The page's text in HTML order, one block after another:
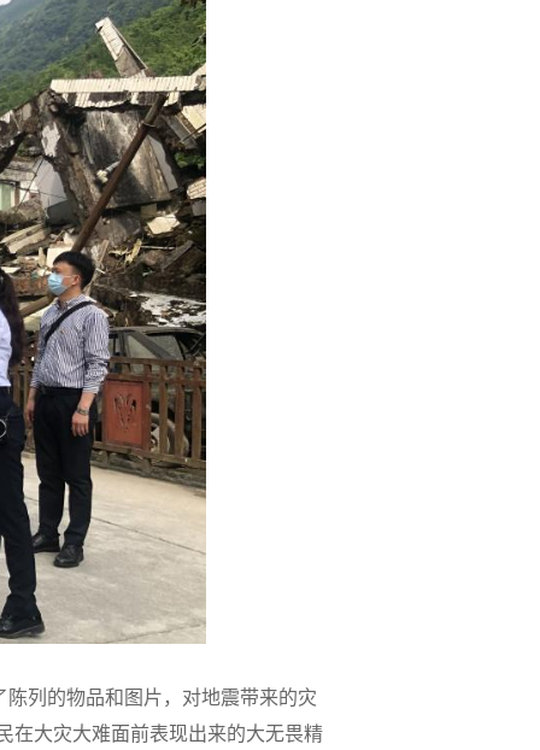
陈列的物品和图片，对地震带来的灾
在大灾大难面前表现出来的大无畏精